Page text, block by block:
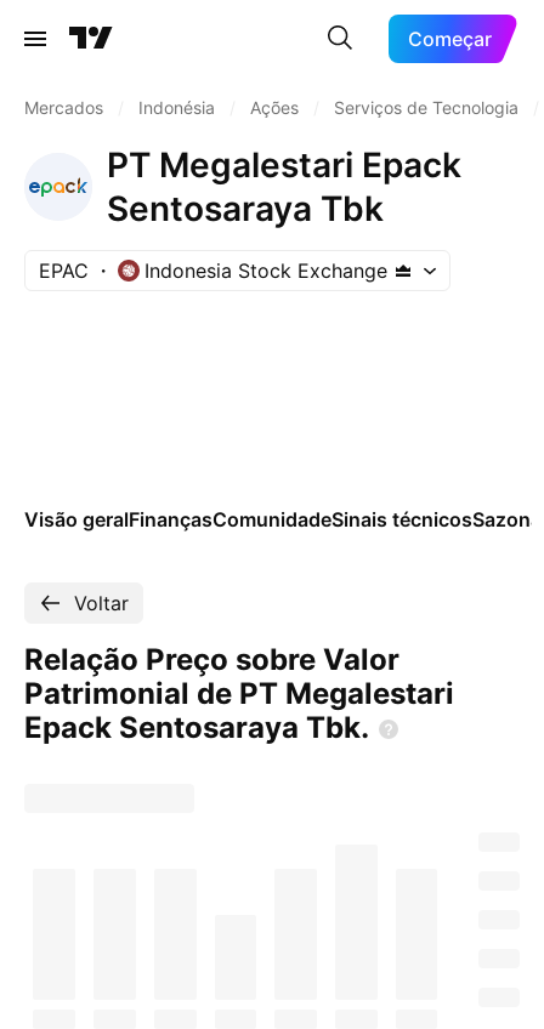
Começar
Mercados Indonésia Ações Serviços de Tecnologia
PT Megalestari Epack
Sentosaraya Tbk
EPAC Indonesia Stock Exchange
Visão geralFinançasComunidadeSinais técnicos
Voltar
Relação Preço sobre Valor
Patrimonial de PT Megalestari
Epack Sentosaraya Tbk.